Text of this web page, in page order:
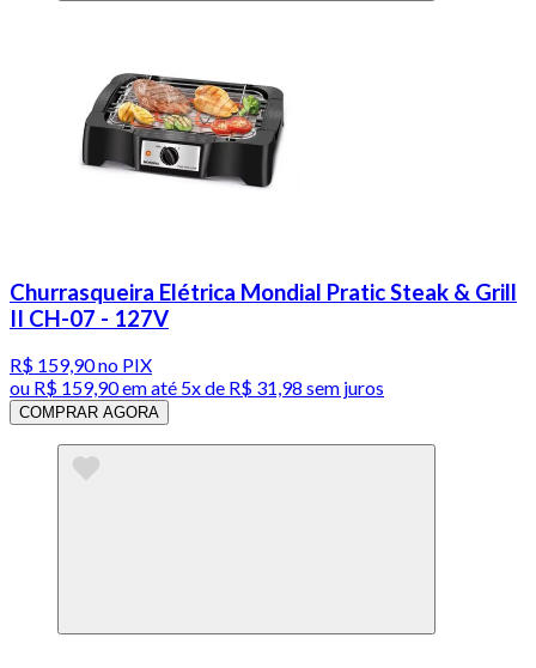
Churrasqueira Elétrica Mondial Pratic Steak & Grill
II CH-07 - 127V
R$ 159,90no PIX
ou R$ 159,90em até 5x de R$ 31,98 sem juros
COMPRAR AGORA